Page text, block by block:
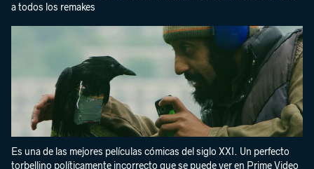
a todos los remakes
Es una de las mejores películas cómicas del siglo XXI. Un perfecto
torbellino políticamente incorrecto que se puede ver en Prime Video